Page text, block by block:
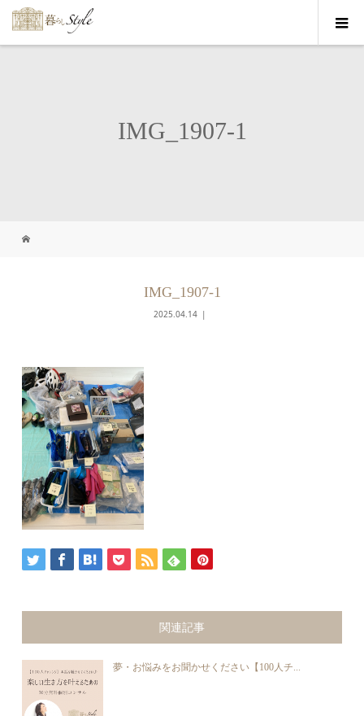
IMG_1907-1
IMG_1907-1
2025.04.14
関連記事
夢・お悩みをお聞かせください【100人チ...